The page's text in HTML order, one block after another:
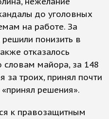
до уголовных
на работе. За
понизить в
отказалось
словам майора, за 148
за троих, принял почти
решения».
к правозащитным